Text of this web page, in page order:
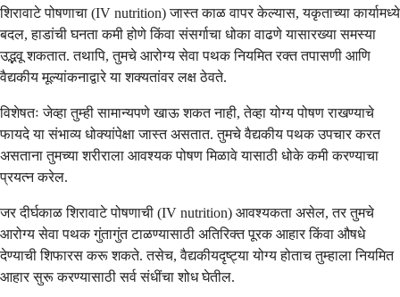
शिरावाटे पोषणाचा (IV nutrition) जास्त काळ वापर केल्यास, यकृताच्या कार्यामध्ये
बदल, हाडांची घनता कमी होणे किंवा संसर्गाचा धोका वाढणे यासारख्या समस्या
उद्भवू शकतात. तथापि, तुमचे आरोग्य सेवा पथक नियमित रक्त तपासणी आणि
वैद्यकीय मूल्यांकनाद्वारे या शक्यतांवर लक्ष ठेवते.
विशेषतः जेव्हा तुम्ही सामान्यपणे खाऊ शकत नाही, तेव्हा योग्य पोषण राखण्याचे
फायदे या संभाव्य धोक्यांपेक्षा जास्त असतात. तुमचे वैद्यकीय पथक उपचार करत
असताना तुमच्या शरीराला आवश्यक पोषण मिळावे यासाठी धोके कमी करण्याचा
प्रयत्न करेल.
जर दीर्घकाळ शिरावाटे पोषणाची (IV nutrition) आवश्यकता असेल, तर तुमचे
आरोग्य सेवा पथक गुंतागुंत टाळण्यासाठी अतिरिक्त पूरक आहार किंवा औषधे
देण्याची शिफारस करू शकते. तसेच, वैद्यकीयदृष्ट्या योग्य होताच तुम्हाला नियमित
आहार सुरू करण्यासाठी सर्व संधींचा शोध घेतील.